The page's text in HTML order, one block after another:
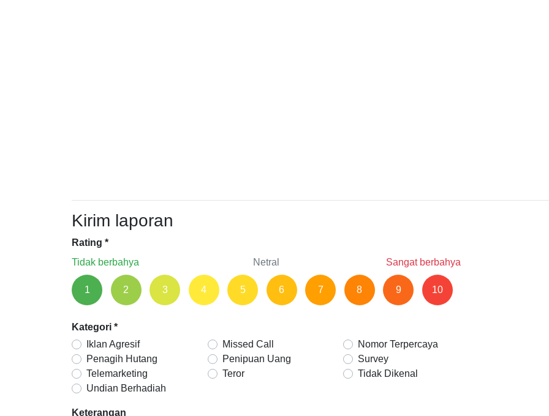
Kirim laporan
Rating *
Tidak berbahya
Netral Sangat berbahya
1 2 3 4 5 6 7 8 9 10
Kategori *
Iklan Agresif
Missed Call
Nomor Terpercaya
Penagih Hutang
Penipuan Uang
Survey
Telemarketing
Teror
Tidak Dikenal
Undian Berhadiah
Keterangan